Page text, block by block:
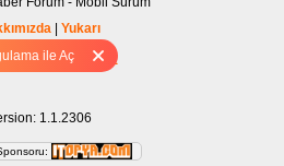
ile Aç
Yukarı
için Tıklayınız
1.1.2306